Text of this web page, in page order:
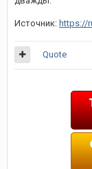
Источник: https://
Quote